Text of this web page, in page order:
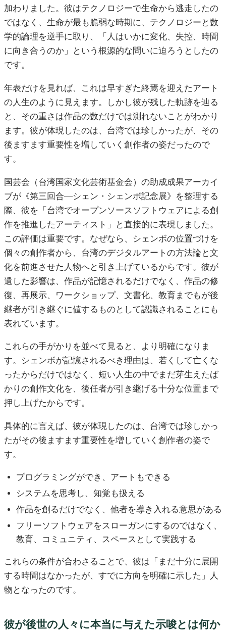
加わりました。彼はテクノロジーで生命から逃走したの
ではなく、生命が最も脆弱な時期に、テクノロジーと数
学的論理を逆手に取り、「人はいかに変化、失控、時間
に向き合うのか」という根源的な問いに迫ろうとしたの
です。
年表だけを見れば、これは早すぎた終焉を迎えたアート
の人生のように見えます。しかし彼が残した軌跡を辿る
と、その重さは作品の数だけでは測れないことがわかり
ます。彼が体現したのは、台湾では珍しかったが、その
後ますます重要性を増していく創作者の姿だったので
す。
国芸会（台湾国家文化芸術基金会）の助成成果アーカイ
ブが《第三回合—シェン・シェンボ記念展》を整理する
際、彼を「台湾でオープンソースソフトウェアによる創
作を推進したアーティスト」と直接的に表現しました。
この評価は重要です。なぜなら、シェンボの位置づけを
個々の創作者から、台湾のデジタルアートの方法論と文
化を前進させた人物へと引き上げているからです。彼が
遺した影響は、作品が記憶されるだけでなく、作品の修
復、再展示、ワークショップ、文書化、教育までもが後
継者が引き継ぐに値するものとして認識されることにも
表れています。
これらの手がかりを並べて見ると、より明確になりま
す。シェンボが記憶されるべき理由は、若くして亡くな
ったからだけではなく、短い人生の中でまだ芽生えたば
かりの創作文化を、後任者が引き継げる十分な位置まで
押し上げたからです。
具体的に言えば、彼が体現したのは、台湾では珍しかっ
たがその後ますます重要性を増していく創作者の姿で
す。
プログラミングができ、アートもできる
システムを思考し、知覚も扱える
作品を創るだけでなく、他者を導き入れる意思がある
フリーソフトウェアをスローガンにするのではなく、
教育、コミュニティ、スペースとして実践する
これらの条件が合わさることで、彼は「まだ十分に展開
する時間はなかったが、すでに方向を明確に示した」人
物となったのです。
彼が後世の人々に本当に与えた示唆とは何か